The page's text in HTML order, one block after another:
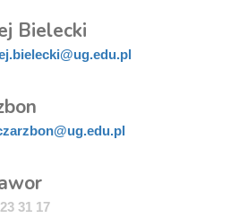
Bielecki
31 17